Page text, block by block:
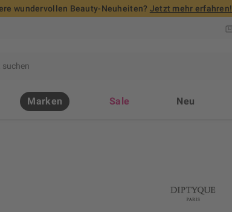
wundervollen Beauty-Neuheiten? Jetzt mehr erfahren!
Marken Sale Neu